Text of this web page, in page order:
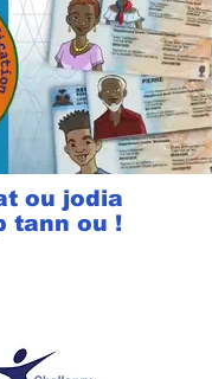
ou jodia
tann ou !